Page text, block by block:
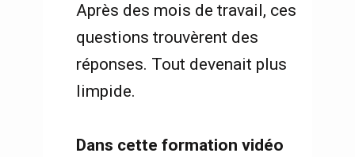
Après des mois de travail, ces
questions trouvèrent des
réponses. Tout devenait plus
limpide.
Dans cette formation vidéo